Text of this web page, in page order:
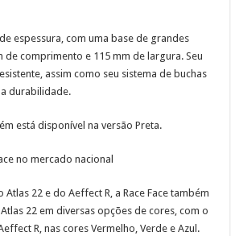
espessura, com uma base de grandes
de comprimento e 115 mm de largura. Seu
assim como seu sistema de buchas
durabilidade.
está disponível na versão Preta.
no mercado nacional
22 e do Aeffect R, a Race Face também
22 em diversas opções de cores, com o
R, nas cores Vermelho, Verde e Azul.